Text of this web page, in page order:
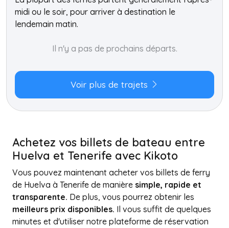
midi ou le soir, pour arriver à destination le
lendemain matin.
Il n'y a pas de prochains départs.
Voir plus de trajets
Achetez vos billets de bateau entre
Huelva et Tenerife avec Kikoto
Vous pouvez maintenant acheter vos billets de ferry
de Huelva à Tenerife de manière simple, rapide et
transparente. De plus, vous pourrez obtenir les
meilleurs prix disponibles. Il vous suffit de quelques
minutes et d'utiliser notre plateforme de réservation